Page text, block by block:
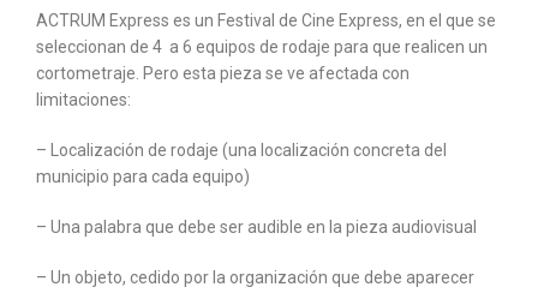
ACTRUM Express es un Festival de Cine Express, en el que se
seleccionan de 4 a 6 equipos de rodaje para que realicen un
cortometraje. Pero esta pieza se ve afectada con
limitaciones:
– Localización de rodaje (una localización concreta del
municipio para cada equipo)
– Una palabra que debe ser audible en la pieza audiovisual
– Un objeto, cedido por la organización que debe aparecer